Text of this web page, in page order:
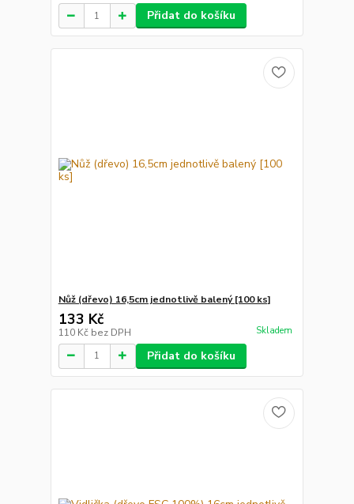
Přidat do košíku
Nůž (dřevo) 16,5cm jednotlivě balený [100 ks]
133 Kč
110 Kč bez DPH Skladem
Přidat do košíku